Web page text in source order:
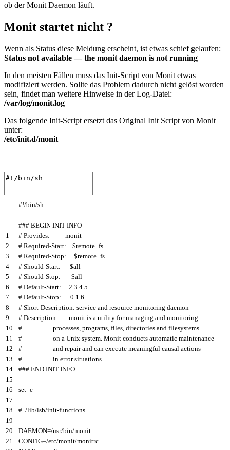
ob der Monit Daemon läuft.
Monit startet nicht ?
Wenn als Status diese Meldung erscheint, ist etwas schief gelaufen:
Status not available — the monit daemon is not running
In den meisten Fällen muss das Init-Script von Monit etwas
modifiziert werden. Sollte das Problem dadurch nicht gelöst worden
sein, findet man weitere Hinweise in der Log-Datei:
/var/log/monit.log
Das folgende Init-Script ersetzt das Original Init Script von Monit
unter:
/etc/init.d/monit
1
2
3
4
5
6
7
8
9
10
11
12
13
14
15
16
17
18
19
20
21
#!/bin/sh
### BEGIN INIT INFO
# Provides: monit
# Required-Start: $remote_fs
# Required-Stop: $remote_fs
# Should-Start: $all
# Should-Stop: $all
# Default-Start: 2 3 4 5
# Default-Stop: 0 1 6
# Short-Description: service and resource monitoring daemon
# Description: monit is a utility for managing and monitoring
# processes, programs, files, directories and filesystems
# on a Unix system. Monit conducts automatic maintenance
# and repair and can execute meaningful causal actions
# in error situations.
### END INIT INFO
set -e
#. /lib/lsb/init-functions
DAEMON=/usr/bin/monit
CONFIG=/etc/monit/monitrc